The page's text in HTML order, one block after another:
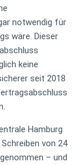
notwendig für
wäre. Dieser
keine
seit 2018
Hamburg
von 24
– und